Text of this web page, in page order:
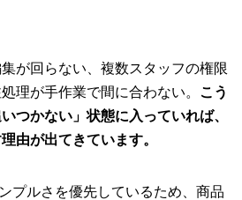
が回らない、複数スタッフの権限
理が手作業で間に合わない。 こう
つかない」状態に入っていれば、
由が出てきています。
プルさを優先しているため、商品